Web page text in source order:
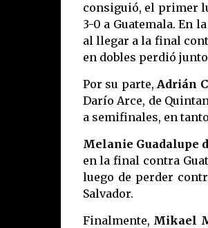
consiguió, el primer
3-0 a Guatemala. En
al llegar a la final
en dobles perdió
Por su parte,Adrián
Darío Arce, de
a semifinales, en
Melanie Guadalupe
en la final contra
luego de perder
Salvador.
Finalmente, Mikael